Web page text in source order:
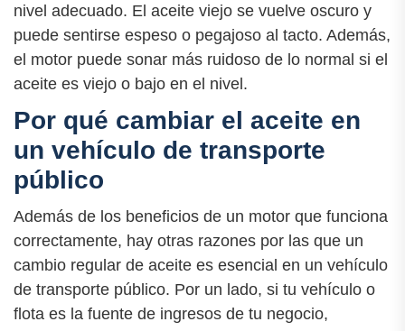
nivel adecuado. El aceite viejo se vuelve oscuro y
puede sentirse espeso o pegajoso al tacto. Además,
el motor puede sonar más ruidoso de lo normal si el
aceite es viejo o bajo en el nivel.
Por qué cambiar el aceite en
un vehículo de transporte
público
Además de los beneficios de un motor que funciona
correctamente, hay otras razones por las que un
cambio regular de aceite es esencial en un vehículo
de transporte público. Por un lado, si tu vehículo o
flota es la fuente de ingresos de tu negocio,